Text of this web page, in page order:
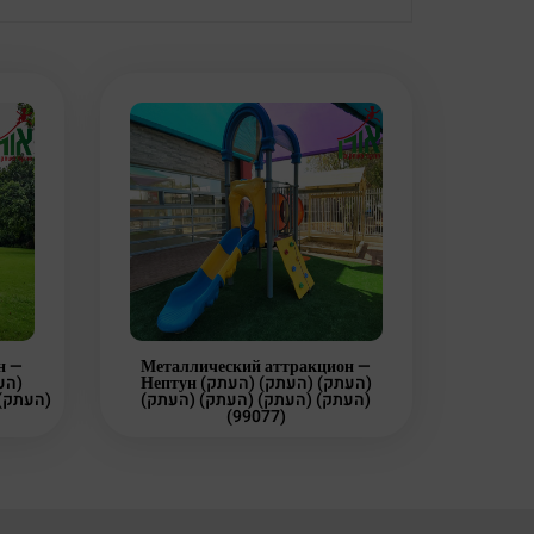
— Металлический аттракцион —
Нептун (העתק) (העתק) (העתק)
(העתק) (העתק) (העתק) (העתק)
(99077)